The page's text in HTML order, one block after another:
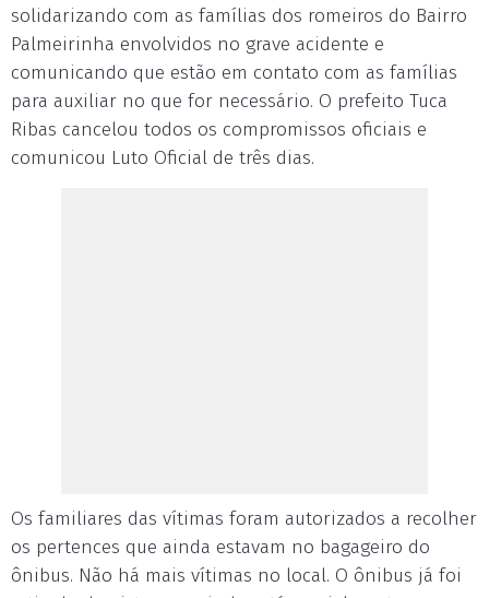
solidarizando com as famílias dos romeiros do Bairro
Palmeirinha envolvidos no grave acidente e
comunicando que estão em contato com as famílias
para auxiliar no que for necessário. O prefeito Tuca
Ribas cancelou todos os compromissos oficiais e
comunicou Luto Oficial de três dias.
Os familiares das vítimas foram autorizados a recolher
os pertences que ainda estavam no bagageiro do
ônibus. Não há mais vítimas no local. O ônibus já foi